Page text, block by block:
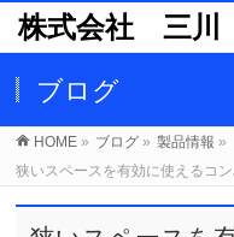
株式会社 三川
ブログ
HOME » ブログ » 製品情報 »
狭いスペースを有効に使えるコ